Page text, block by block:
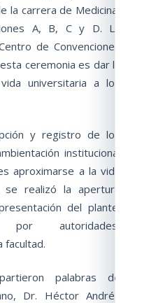
la carrera de Medicina,
A, B, C y D. La
de Convenciones
ceremonia es dar la
universitaria a los
y registro de los
institucional
aproximarse a la vida
se realizó la apertura
del plantel
por autoridades,
facultad.
palabras de
Dr. Héctor Andrés